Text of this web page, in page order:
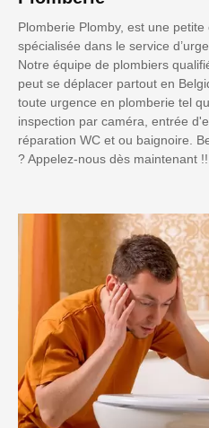
Plomberie Plomby, est une
spécialisée dans le service
Notre équipe de plombiers
peut se déplacer partout en
toute urgence en plomberie tel
inspection par caméra, entrée
réparation WC et ou baignoire.
? Appelez-nous dès maintenant